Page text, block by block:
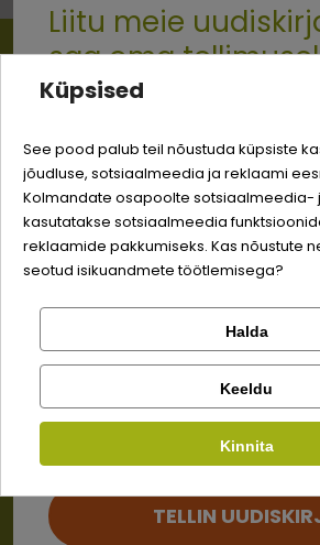
Ei tea, mida tellida?
meiega ühendust –
saaks täis!
+3725081457
8:30 - 16:30 E-R (EST, ENG)
Info
Müügitingimused
Tagastamine
Kontrolli tellimust
Logi sisse
Registreeru
Facebook
Google
Liitu meie
saa oma
-3% soodustust
Sina ja su perekonna parim
odavamat hinda!
Lemmikloom
Kauplus
TELLIN
Küpsised
See pood palub teil nõustuda küpsiste
jõudluse, sotsiaalmeedia ja reklaami
Kolmandate osapoolte sotsiaalmeedia-
kasutatakse sotsiaalmeedia
reklaamide pakkumiseks. Kas nõustute
seotud isikuandmete töötlemisega?
Halda
Keeldu
Kinnita